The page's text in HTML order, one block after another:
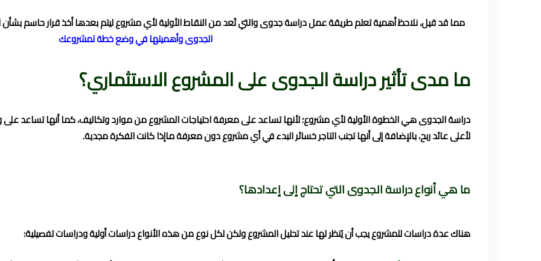
مما قد قيل، نلاحظ أهمية تعلم طريقة عمل دراسة جدوى والتي تُعد من النقاط الأولية لأي مشروع ليتم بعدها أخذ قرار حاسم
الجدوى وأهميتها في وضع خطة لمشروعك
ما مدى تأثير دراسة الجدوى على المشروع الاستثماري؟
دراسة الجدوى هي الخطوة الأولية لأي مشروع؛ لأنها تساعد على معرفة احتياجات المشروع من موارد وتكاليف، كما أنها
لأعلى عائد ربح، بالإضافة إلى أنها تجنب التاجر خسائر البدء في أي مشروع دون معرفة ماإذا كانت الفكرة مجدية.
ما هي أنواع دراسة الجدوى التي تحتاج إلى إعدادها؟
هناك عدة دراسات للمشروع يجب أن يُنظر لها عند تحليل المشروع ولكن لكل نوع من هذه الأنواع دراسات أولية ودراسات تفصيلية: